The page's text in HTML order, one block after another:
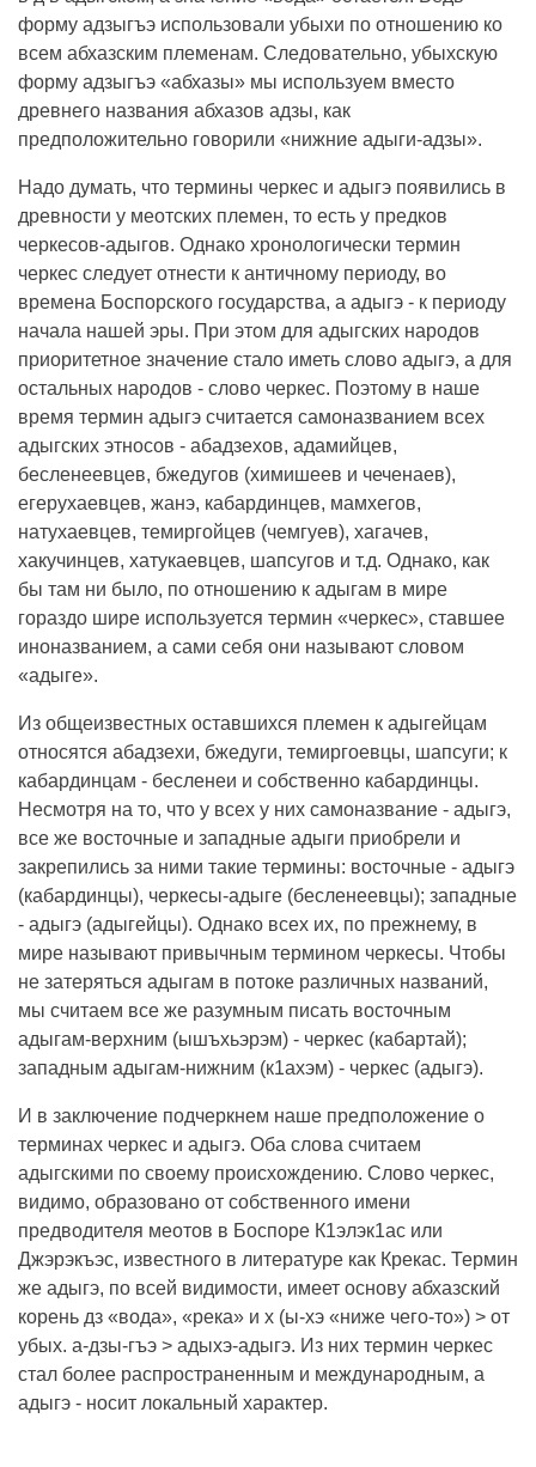
форму адзыгъэ использовали убыхи по отношению ко
всем абхазским племенам. Следовательно, убыхскую
форму адзыгъэ «абхазы» мы используем вместо
древнего названия абхазов адзы, как
предположительно говорили «нижние адыги-адзы».
Надо думать, что термины черкес и адыгэ появились в
древности у меотских племен, то есть у предков
черкесов-адыгов. Однако хронологически термин
черкес следует отнести к античному периоду, во
времена Боспорского государства, а адыгэ - к периоду
начала нашей эры. При этом для адыгских народов
приоритетное значение стало иметь слово адыгэ, а для
остальных народов - слово черкес. Поэтому в наше
время термин адыгэ считается самоназванием всех
адыгских этносов - абадзехов, адамийцев,
бесленеевцев, бжедугов (химишеев и чеченаев),
егерухаевцев, жанэ, кабардинцев, мамхегов,
натухаевцев, темиргойцев (чемгуев), хагачев,
хакучинцев, хатукаевцев, шапсугов и т.д. Однако, как
бы там ни было, по отношению к адыгам в мире
гораздо шире используется термин «черкес», ставшее
иноназванием, а сами себя они называют словом
«адыге».
Из общеизвестных оставшихся племен к адыгейцам
относятся абадзехи, бжедуги, темиргоевцы, шапсуги; к
кабардинцам - бесленеи и собственно кабардинцы.
Несмотря на то, что у всех у них самоназвание - адыгэ,
все же восточные и западные адыги приобрели и
закрепились за ними такие термины: восточные - адыгэ
(кабардинцы), черкесы-адыге (бесленеевцы); западные
- адыгэ (адыгейцы). Однако всех их, по прежнему, в
мире называют привычным термином черкесы. Чтобы
не затеряться адыгам в потоке различных названий,
мы считаем все же разумным писать восточным
адыгам-верхним (ышъхьэрэм) - черкес (кабартай);
западным адыгам-нижним (к1ахэм) - черкес (адыгэ).
И в заключение подчеркнем наше предположение о
терминах черкес и адыгэ. Оба слова считаем
адыгскими по своему происхождению. Слово черкес,
видимо, образовано от собственного имени
предводителя меотов в Боспоре К1элэк1ас или
Джэрэкъэс, известного в литературе как Крекас. Термин
же адыгэ, по всей видимости, имеет основу абхазский
корень дз «вода», «река» и х (ы-хэ «ниже чего-то») > от
убых. а-дзы-гъэ > адыхэ-адыгэ. Из них термин черкес
стал более распространенным и международным, а
адыгэ - носит локальный характер.